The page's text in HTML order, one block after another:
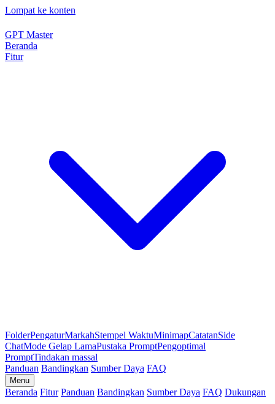
Lompat ke konten
GPT Master
Beranda
Fitur
FolderPengaturMarkahStempel WaktuMinimapCatatanSide
ChatMode Gelap LamaPustaka PromptPengoptimal
PromptTindakan massal
Panduan Bandingkan Sumber Daya FAQ
Menu
Beranda Fitur Panduan Bandingkan Sumber Daya FAQ Dukungan